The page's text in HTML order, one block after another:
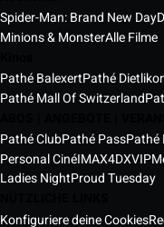
Spider-Man: Brand New Day
Minions & MonsterAlle Filme
Pathé BalexertPathé
Pathé Mall Of Switzerland
Pathé ClubPathé PassPathé
Personal CinéIMAX4DXVIP
Ladies NightProud Tuesday
Konfiguriere deine Cookies